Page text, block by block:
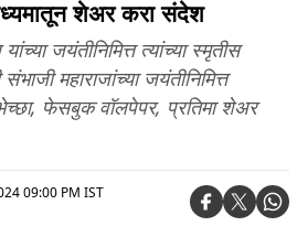
शेअर करा संदेश
जयंतीनिमित्त त्यांच्या स्मृतीस
महाराजांच्या जयंतीनिमित्त
फेसबुक वॉलपेपर, प्रतिमा शेअर
09:00 PM IST